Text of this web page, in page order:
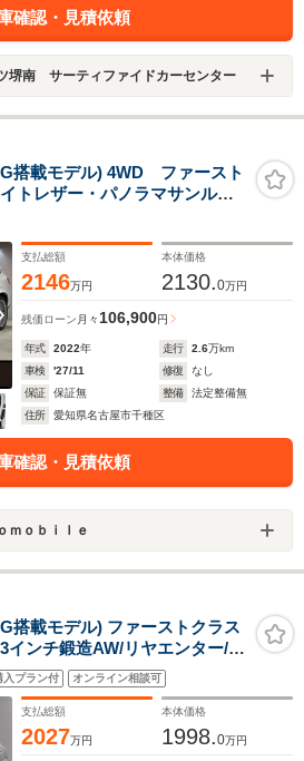
確認・見積依頼
堺南 サーティファイドカーセンター
搭載モデル) 4WD ファースト
トレザー・パノラマサンルー
ト・専用クッション・純正23
ター&ベンチレーション・
ラウンドシステム
支払総額
2146万円
本体価格
2130.0万円
残価ローン 月々 106,900円
年式 2022年 走行 2.6万km
車検
'27/11 修復
なし
保証
保証無 整備
法定整備無
住所
愛知県名古屋市千種区
確認・見積依頼
ｍｏｂｉｌｅ
載モデル) ファーストクラス
ンチ鍛造AW/リヤエンター/パ
式ランニングボード/専用シャ
式テーブル/Burmesterハイエ
スヘッドフォ
入プラン付 オンライン相談可
支払総額
2027万円
本体価格
1998.0万円